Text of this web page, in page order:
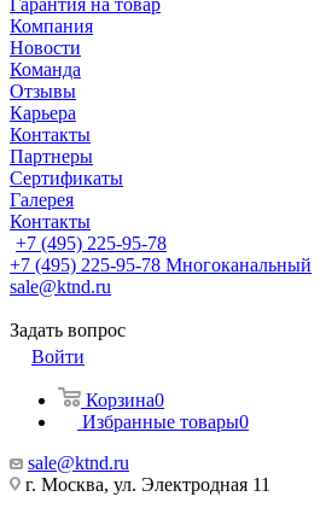
Гарантия на товар
Компания
Новости
Команда
Отзывы
Карьера
Контакты
Партнеры
Сертификаты
Галерея
Контакты
+7 (495) 225-95-78
+7 (495) 225-95-78 Многоканальный
sale@ktnd.ru
Задать вопрос
Войти
Корзина0
Избранные товары0
sale@ktnd.ru
г. Москва, ул. Электродная 11